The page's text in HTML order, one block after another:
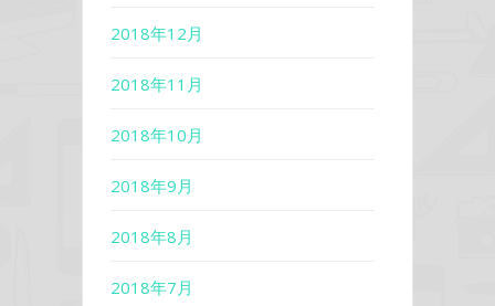
2018年12月
2018年11月
2018年10月
2018年9月
2018年8月
2018年7月